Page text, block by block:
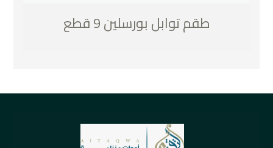
طقم توابل بورسلين 9 قطع